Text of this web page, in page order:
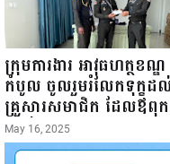
ក្រុមការងារ អាវុធហត្ថខណ្ឌ
កំបូល ចូលរួមរំលែកទុក្ខដ
គ្រួសារសមាជិក ដែលឪពុកក្
របស់លោកទទួលមរណៈភាព!
May 16, 2025